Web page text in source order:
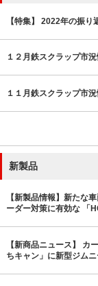
【特集】 2022年の振り
１２月鉄スクラップ市況
１１月鉄スクラップ市況
新製品
【新製品情報】新たな
ーダー対策に有効な 「
【新商品ニュース】 カ
ちキャン」に新型ジム